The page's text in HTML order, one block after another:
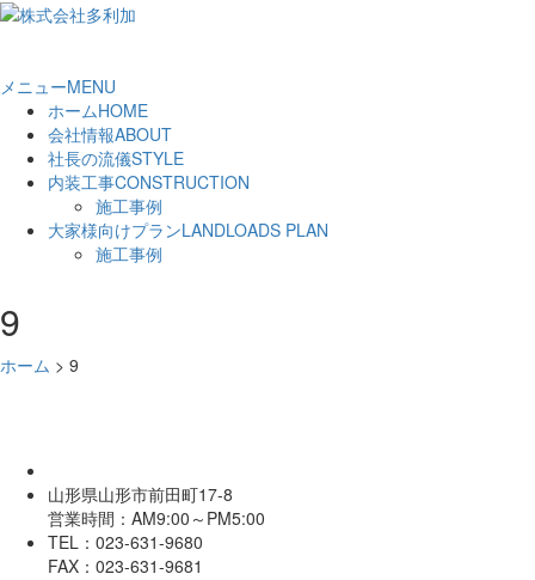
メニューMENU
ホームHOME
会社情報ABOUT
社長の流儀STYLE
内装工事CONSTRUCTION
施工事例
大家様向けプランLANDLOADS PLAN
施工事例
9
ホーム > 9
山形県山形市前田町17-8
営業時間：AM9:00～PM5:00
TEL：023-631-9680
FAX：023-631-9681